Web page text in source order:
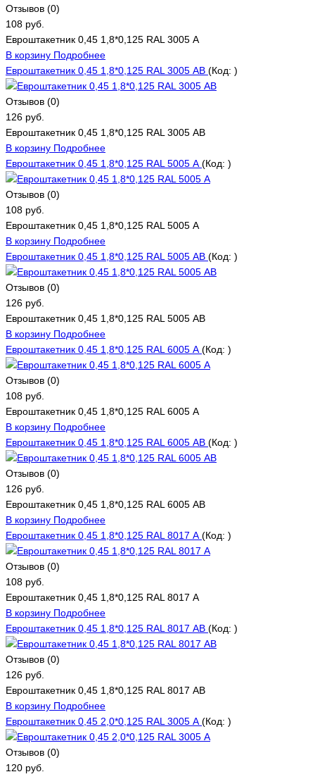
Отзывов (0)
108 руб.
Евроштакетник 0,45 1,8*0,125 RAL 3005 А
В корзину Подробнее
Евроштакетник 0,45 1,8*0,125 RAL 3005 АВ (Код: )
Отзывов (0)
126 руб.
Евроштакетник 0,45 1,8*0,125 RAL 3005 АВ
В корзину Подробнее
Евроштакетник 0,45 1,8*0,125 RAL 5005 А (Код: )
Отзывов (0)
108 руб.
Евроштакетник 0,45 1,8*0,125 RAL 5005 А
В корзину Подробнее
Евроштакетник 0,45 1,8*0,125 RAL 5005 АВ (Код: )
Отзывов (0)
126 руб.
Евроштакетник 0,45 1,8*0,125 RAL 5005 АВ
В корзину Подробнее
Евроштакетник 0,45 1,8*0,125 RAL 6005 А (Код: )
Отзывов (0)
108 руб.
Евроштакетник 0,45 1,8*0,125 RAL 6005 А
В корзину Подробнее
Евроштакетник 0,45 1,8*0,125 RAL 6005 АВ (Код: )
Отзывов (0)
126 руб.
Евроштакетник 0,45 1,8*0,125 RAL 6005 АВ
В корзину Подробнее
Евроштакетник 0,45 1,8*0,125 RAL 8017 А (Код: )
Отзывов (0)
108 руб.
Евроштакетник 0,45 1,8*0,125 RAL 8017 А
В корзину Подробнее
Евроштакетник 0,45 1,8*0,125 RAL 8017 АВ (Код: )
Отзывов (0)
126 руб.
Евроштакетник 0,45 1,8*0,125 RAL 8017 АВ
В корзину Подробнее
Евроштакетник 0,45 2,0*0,125 RAL 3005 А (Код: )
Отзывов (0)
120 руб.